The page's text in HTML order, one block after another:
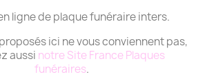
ligne de plaque funéraire inters.
ici ne vous conviennent pas,
aussi notre Site France Plaques
funéraires.